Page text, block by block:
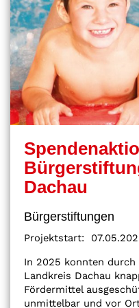
Dachau
Bürgerstiftungen
Projektstart:
In 2025 konnten durch
Landkreis Dachau
Fördermittel
unmittelbar und vor